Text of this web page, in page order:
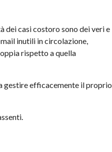
dei casi costoro sono dei veri e
inutili in circolazione,
rispetto a quella
gestire efficacemente il proprio